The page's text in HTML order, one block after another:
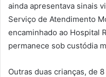
ainda apresentava sinais
Serviço de Atendimento
encaminhado ao Hospital
permanece sob custódia
Outras duas crianças, de